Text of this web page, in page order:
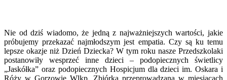
Nie od dziś wiadomo, że jedną z najważniejszych wartości, jakie
próbujemy przekazać najmłodszym jest empatia. Czy są ku temu
lepsze okazje niż Dzień Dziecka? W tym roku nasze Przedszkolaki
postanowiły wesprzeć inne dzieci – podopiecznych świetlicy
„Jaskółka” oraz podopiecznych Hospicjum dla dzieci im. Oskara i
Róży w Gorzowie Wlkp. Zbiórka przeprowadzana w miesiącach